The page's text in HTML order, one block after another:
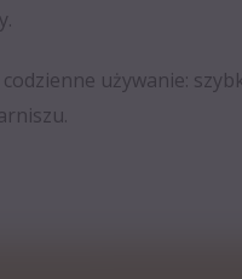
codzienne używanie: